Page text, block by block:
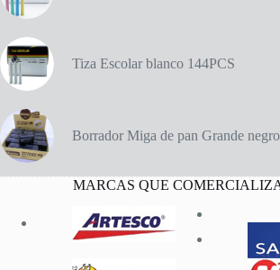
Tiza Escolar blanco 144PCS
Borrador Miga de pan Grande
MARCAS QUE